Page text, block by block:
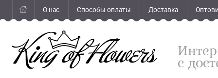
О нас Способы оплаты Доставка
с